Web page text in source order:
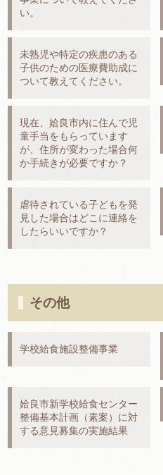
い。
未熟児や特定の疾患のある
子供のための医療費助成に
ついて教えてください。
現在、姶良市内に住んで児
童手当をもらっています
が、住所が変わった場合何
か手続きが必要ですか？
虐待されている子どもを発
見した場合はどこに連絡を
したらいいですか？
その他
学校給食施設整備事業
姶良市新学校給食センター
整備基本計画（素案）に対
する意見募集の実施結果